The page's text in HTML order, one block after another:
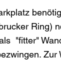
Ring)
"fitter"
Zur